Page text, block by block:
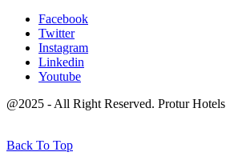
Facebook
Twitter
Instagram
Linkedin
Youtube
@2025 - All Right Reserved. Protur Hotels
Back To Top